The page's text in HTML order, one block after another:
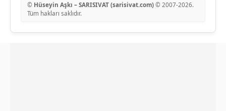
© Hüseyin Aşkı – SARISIVAT (sarisivat.com) © 2007-2026.
Tüm hakları saklıdır.